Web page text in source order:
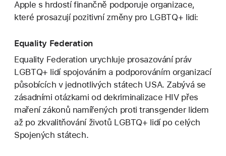
Apple s hrdostí finančně podporuje organizace,
které prosazují pozitivní změny pro LGBTQ+ lidi:
Equality Federation
Equality Federation urychluje prosazování práv
LGBTQ+ lidí spojováním a podporováním organizací
působících v jednotlivých státech USA. Zabývá se
zásadními otázkami od dekriminalizace HIV přes
maření zákonů namířených proti transgender lidem
až po zkvalitňování životů LGBTQ+ lidí po celých
Spojených státech.